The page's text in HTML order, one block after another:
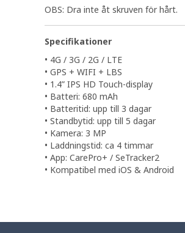
OBS: Dra inte åt skruven för hårt.
Specifikationer
• 4G / 3G / 2G / LTE
• GPS + WIFI + LBS
• 1.4” IPS HD Touch-display
• Batteri: 680 mAh
• Batteritid: upp till 3 dagar
• Standbytid: upp till 5 dagar
• Kamera: 3 MP
• Laddningstid: ca 4 timmar
• App: CarePro+ / SeTracker2
• Kompatibel med iOS & Android